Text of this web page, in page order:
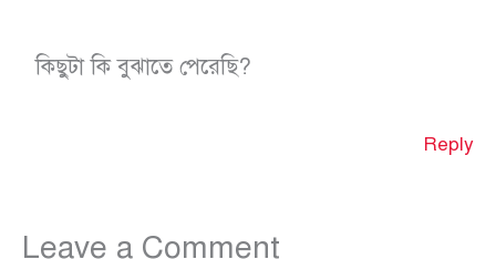
কিছুটা কি বুঝাতে পেরেছি?
Reply
Leave a Comment